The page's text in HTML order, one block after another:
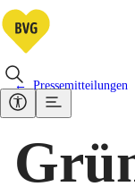
Pressemitteilungen